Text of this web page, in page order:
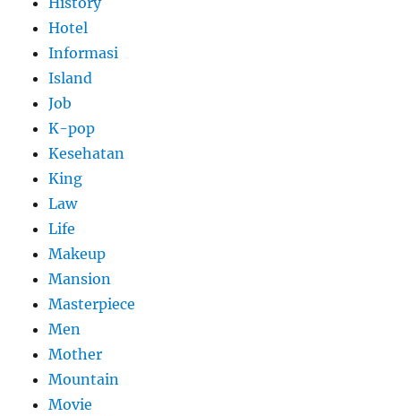
Hotel
Informasi
Island
Job
K-pop
Kesehatan
King
Law
Life
Makeup
Mansion
Masterpiece
Men
Mother
Mountain
Movie